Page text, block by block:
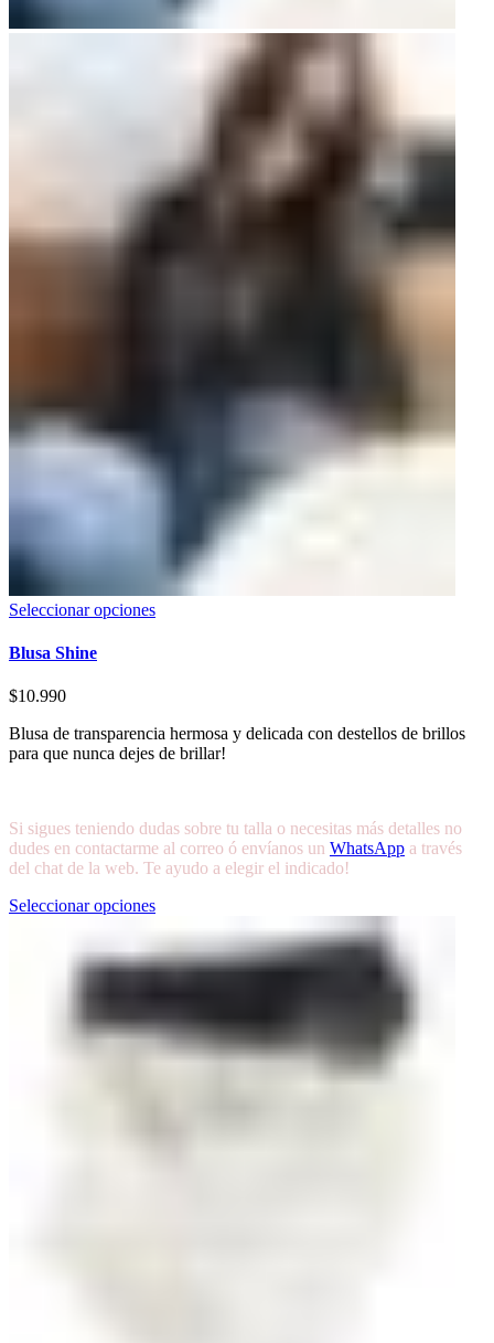
Seleccionar opciones
Blusa Shine
$10.990
Blusa de transparencia hermosa y delicada con destellos de brillos
para que nunca dejes de brillar!
Si sigues teniendo dudas sobre tu talla o necesitas más detalles no
dudes en contactarme al correo ó envíanos un WhatsApp a través
del chat de la web. Te ayudo a elegir el indicado!
Seleccionar opciones